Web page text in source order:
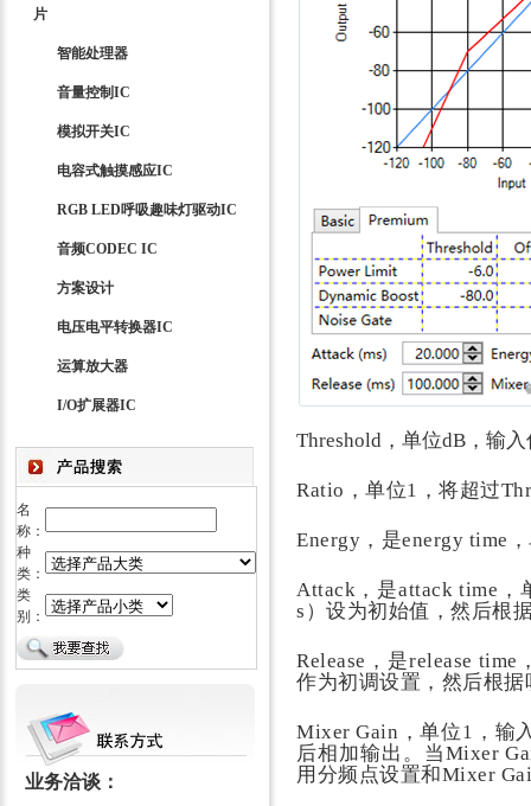
片
智能处理器
音量控制IC
模拟开关IC
电容式触摸感应IC
RGB LED呼吸趣味灯驱动IC
音频CODEC IC
方案设计
电压电平转换器IC
运算放大器
I/O扩展器IC
名
称：
种
类：
类
别：
业务洽谈：
Threshold，单位dB，输
Ratio ，单位1 ，将超过
Energy ，是energy time
Attack ，是attack time ，
s ）设为初始值，然后根
Release ，是release time
作为初调设置，然后根据
Mixer Gain ，单位1 ，输
后相加输出。 当Mixer
用分频点设置和Mixer